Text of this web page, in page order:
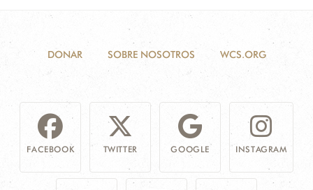
DONAR SOBRE NOSOTROS WCS.ORG
FACEBOOK TWITTER GOOGLE INSTAGRAM